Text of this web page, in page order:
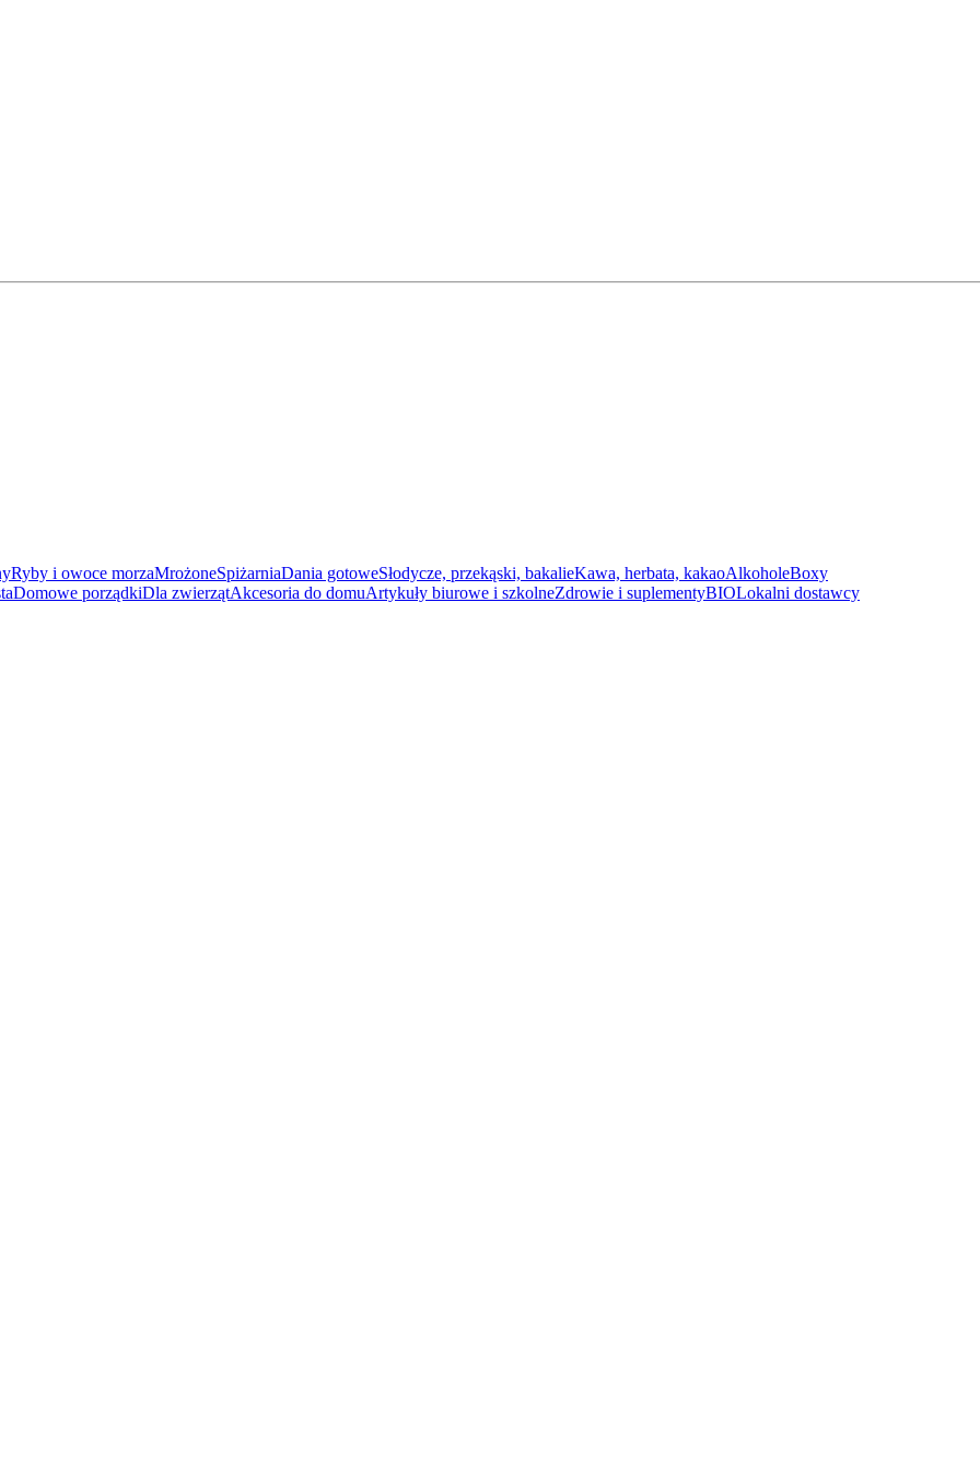
Ryby i owoce morzaMrożoneSpiżarniaDania gotoweSłodycze, przekąski, bakalieKawa, herbata, kakaoAlkoholeBoxy
Domowe porządkiDla zwierzątAkcesoria do domuArtykuły biurowe i szkolneZdrowie i suplementyBIOLokalni dostawcy